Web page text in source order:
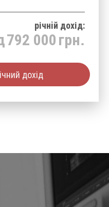
річнiй дохід:
792 000 грн.
дохід